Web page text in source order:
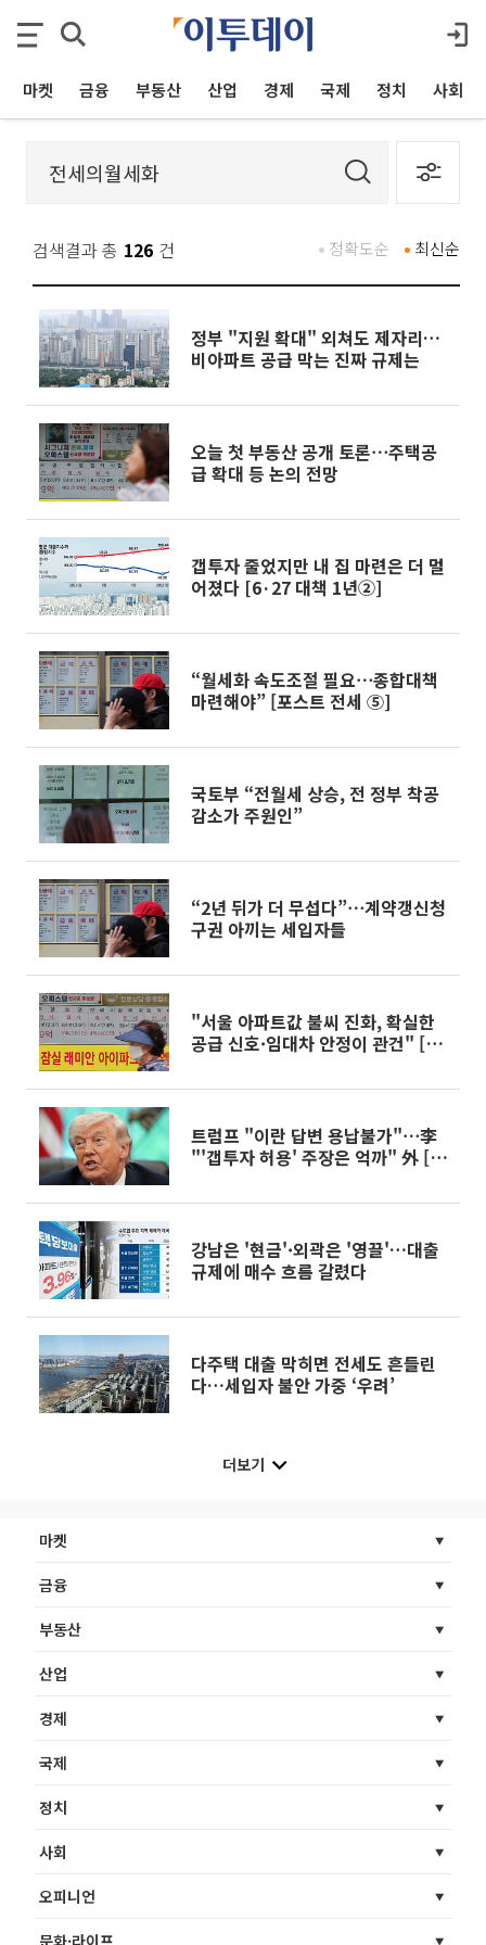
마켓 금융 부동산 산업 경제 국제 정치 사회
검색결과 총 126 건 최신순
정확도순
정부 "지원 확대" 외쳐도 제자리…
비아파트 공급 막는 진짜 규제는
오늘 첫 부동산 공개 토론⋯주택공
급 확대 등 논의 전망
갭투자 줄었지만 내 집 마련은 더 멀
어졌다 [6·27 대책 1년②]
“월세화 속도조절 필요⋯종합대책
마련해야” [포스트 전세 ⑤]
국토부 “전월세 상승, 전 정부 착공
감소가 주원인”
“2년 뒤가 더 무섭다”⋯계약갱신청
구권 아끼는 세입자들
"서울 아파트값 불씨 진화, 확실한
공급 신호·임대차 안정이 관건" [다
트럼프 "이란 답변 용납불가"⋯李
"'갭투자 허용' 주장은 억까" 外 [오
강남은 '현금'·외곽은 '영끌'…대출
규제에 매수 흐름 갈렸다
다주택 대출 막히면 전세도 흔들린
다…세입자 불안 가중 ‘우려’
더보기
마켓
금융
부동산
산업
경제
국제
정치
사회
오피니언
문화·라이프